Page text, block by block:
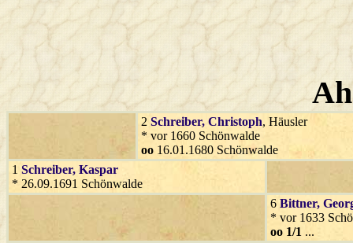
2 Schreiber, Christoph, Häusler
* vor 1660 Schönwalde
oo 16.01.1680 Schönwalde
1 Schreiber, Kaspar
* 26.09.1691 Schönwalde
6 Bittner,
* vor 1633
oo 1/1 ...